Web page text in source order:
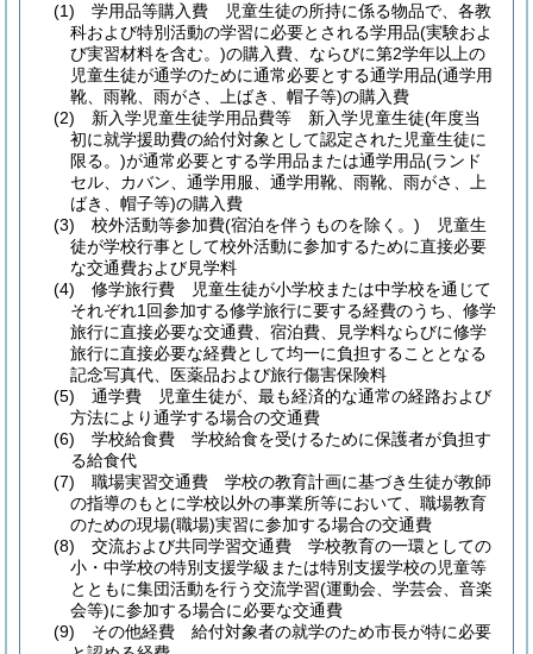
(1)
学用品等購入費 児童生徒の所持に係る物品で、各教
科および特別活動の学習に必要とされる学用品(実験およ
び実習材料を含む。)の購入費、ならびに第2学年以上の
児童生徒が通学のために通常必要とする通学用品(通学用
靴、雨靴、雨がさ、上ばき、帽子等)の購入費
(2)
新入学児童生徒学用品費等 新入学児童生徒(年度当
初に就学援助費の給付対象として認定された児童生徒に
限る。)が通常必要とする学用品または通学用品(ランド
セル、カバン、通学用服、通学用靴、雨靴、雨がさ、上
ばき、帽子等)の購入費
(3)
校外活動等参加費(宿泊を伴うものを除く。) 児童生
徒が学校行事として校外活動に参加するために直接必要
な交通費および見学料
(4)
修学旅行費 児童生徒が小学校または中学校を通じて
それぞれ1回参加する修学旅行に要する経費のうち、修学
旅行に直接必要な交通費、宿泊費、見学料ならびに修学
旅行に直接必要な経費として均一に負担することとなる
記念写真代、医薬品および旅行傷害保険料
(5)
通学費 児童生徒が、最も経済的な通常の経路および
方法により通学する場合の交通費
(6)
学校給食費 学校給食を受けるために保護者が負担す
る給食代
(7)
職場実習交通費 学校の教育計画に基づき生徒が教師
の指導のもとに学校以外の事業所等において、職場教育
のための現場(職場)実習に参加する場合の交通費
(8)
交流および共同学習交通費 学校教育の一環としての
小・中学校の特別支援学級または特別支援学校の児童等
とともに集団活動を行う交流学習(運動会、学芸会、音楽
会等)に参加する場合に必要な交通費
(9)
その他経費 給付対象者の就学のため市長が特に必要